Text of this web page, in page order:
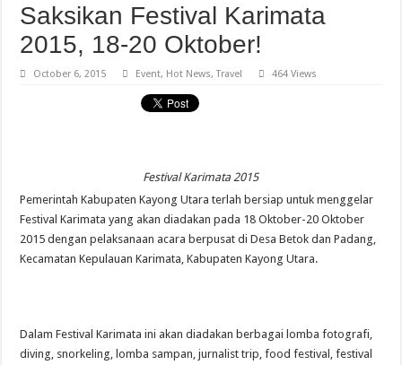
Gun N’ Roses Kembali Guncang Jakarta!
Posh Markt Vol. 3
Be3 “Dua Lima”
Saksikan Festival Karimata
2015, 18-20 Oktober!
October 6, 2015 Event, Hot News,Travel 464 Views
Festival Karimata 2015
Pemerintah Kabupaten Kayong Utara terlah bersiap untuk menggelar
Festival Karimata yang akan diadakan pada 18 Oktober-20 Oktober
2015 dengan pelaksanaan acara berpusat di Desa Betok dan Padang,
Kecamatan Kepulauan Karimata, Kabupaten Kayong Utara.
Dalam Festival Karimata ini akan diadakan berbagai lomba fotografi,
diving, snorkeling, lomba sampan, jurnalist trip, food festival, festival